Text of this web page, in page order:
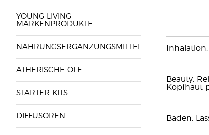
YOUNG LIVING
MARKENPRODUKTE
NAHRUNGSERGÄNZUNGSMITTEL
ÄTHERISCHE ÖLE
STARTER-KITS
DIFFUSOREN
Beauty:
Kopfhaut
Baden: